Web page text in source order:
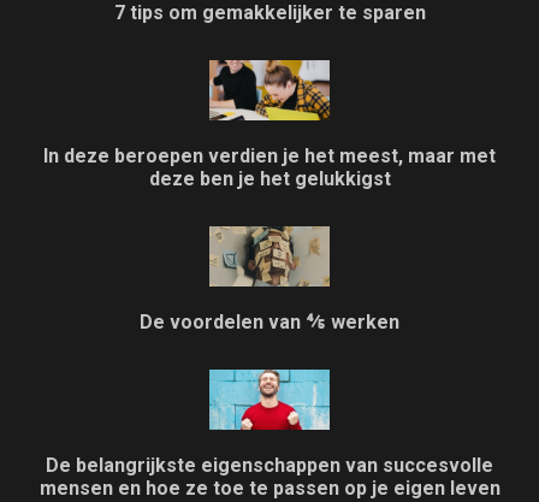
7 tips om gemakkelijker te sparen
In deze beroepen verdien je het meest, maar met
deze ben je het gelukkigst
De voordelen van ⅘ werken
De belangrijkste eigenschappen van succesvolle
mensen en hoe ze toe te passen op je eigen leven